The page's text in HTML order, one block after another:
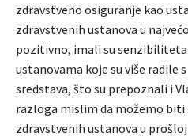
zdravstveno osiguranje kao
zdravstvenih ustanova u
pozitivno, imali su
ustanovama koje su više radile
sredstava, što su prepoznali i
razloga mislim da možemo biti
zdravstvenih ustanova u